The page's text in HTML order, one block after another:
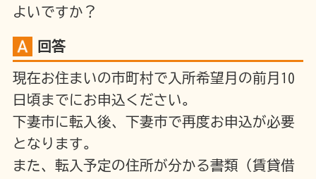
よいですか？
回答
現在お住まいの市町村で入所希望月の前月10
日頃までにお申込ください。
下妻市に転入後、下妻市で再度お申込が必要
となります。
また、転入予定の住所が分かる書類（賃貸借